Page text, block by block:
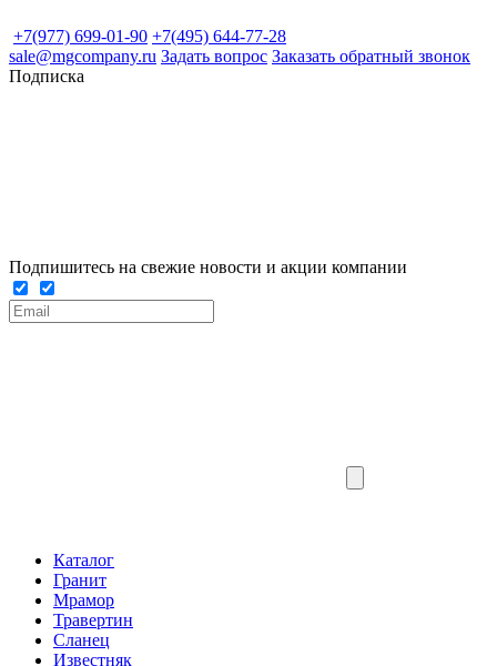
+7(977) 699-01-90 +7(495) 644-77-28
sale@mgcompany.ru Задать вопрос Заказать обратный звонок
Подписка
Подпишитесь на свежие новости и акции компании
Каталог
Гранит
Мрамор
Травертин
Сланец
Известняк